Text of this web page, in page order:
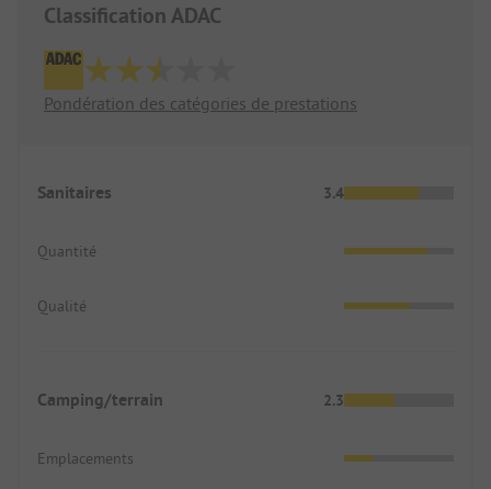
Classification ADAC
Pondération des catégories de prestations
Sanitaires 3.4
Quantité
Qualité
Camping/terrain 2.3
Emplacements